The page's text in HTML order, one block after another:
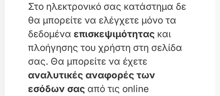
Στο ηλεκτρονικό σας κατάστημα δε
θα μπορείτε να ελέγχετε μόνο τα
δεδομένα επισκεψιμότητας και
πλοήγησης του χρήστη στη σελίδα
σας. Θα μπορείτε να έχετε
αναλυτικές αναφορές των
εσόδων σας από τις online